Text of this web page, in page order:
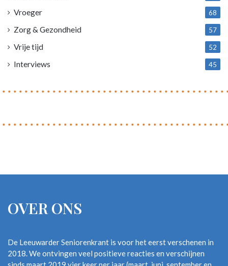
Vroeger 68
Zorg & Gezondheid 57
Vrije tijd 52
Interviews 45
OVER ONS
De Leeuwarder Seniorenkrant is voor het eerst verschenen in
2018. We ontvingen veel positieve reacties en verschijnen